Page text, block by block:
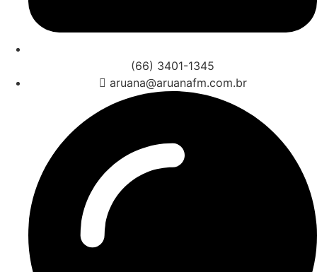
(66) 3401-1345
aruana@aruanafm.com.br